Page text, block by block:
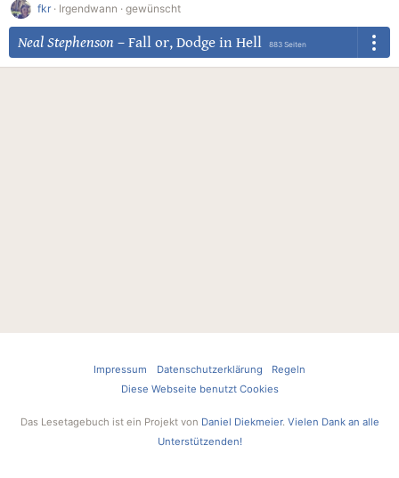
fkr · Irgendwann · gewünscht
Neal Stephenson – Fall or, Dodge in Hell 883 Seiten
Impressum Datenschutzerklärung
Regeln
Diese Webseite benutzt Cookies
Das Lesetagebuch ist ein Projekt von Daniel Diekmeier. Vielen Dank an alle
Unterstützenden!